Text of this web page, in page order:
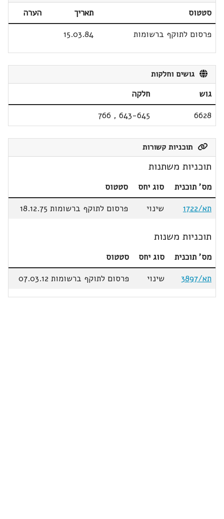
סטטוס תאריך
הערה
פרסום לתוקף ברשומות
15.03.84
גושים וחלקות
גוש
חלקה
6628
643-645
,
766
תוכניות קשורות
תוכניות משתנות
מס' תוכנית סוג יחס
סטטוס
תא/1722
שינוי פרסום לתוקף ברשומות 18.12.75
תוכניות משנות
מס' תוכנית סוג יחס
סטטוס
תא/3897
שינוי פרסום לתוקף ברשומות 07.03.12